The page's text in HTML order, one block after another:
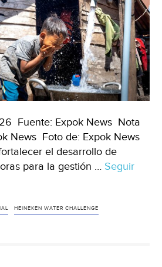
Fuente: Expok News Nota
News Foto de: Expok News
el desarrollo de
para la gestión … Seguir
HEINEKEN WATER CHALLENGE